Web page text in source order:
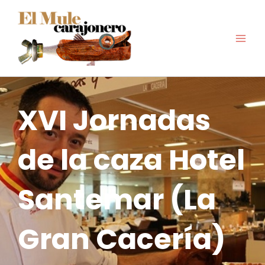
XVI Jornadas
de la caza Hotel
Santemar (La
Gran Cacería)